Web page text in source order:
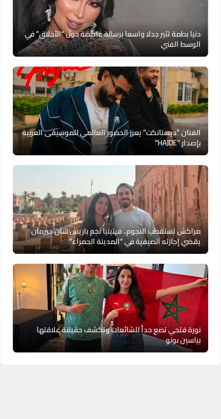
دنيا بطمة تثير جدلا واسعا برسالة غامضة حول “الأخلاق” في
الوسط الفني
الفنان “ديستانكت” يعزز الحضور العالمي للموسيقى العربية
بإصدار “HAJDE”
مراكش تستقطب النجوم.. فيتينيا نجم باريس سان جيرمان
يقضي إجازته الصيفية في “المدينة الحمراء”
نورة فتحي تضع حداً للشائعات وتكشف حقيقة علاقتها
بياسين بونو